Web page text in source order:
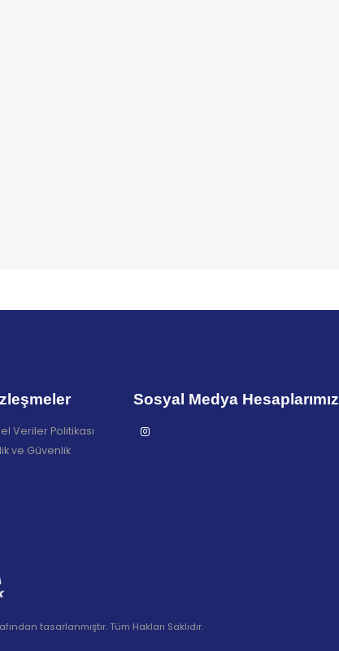
Veriler Politikası
ve Güvenlik
Sosyal Medya Hesaplarımız
tasarlanmıştır. Tüm Hakları Saklıdır.